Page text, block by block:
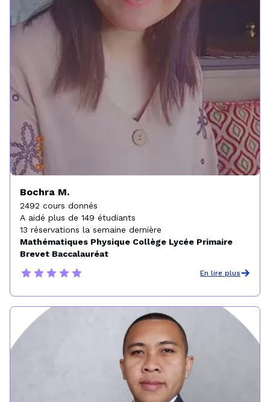
Bochra M.
2492 cours donnés
A aidé plus de 149 étudiants
13 réservations la semaine dernière
Mathématiques Physique Collège Lycée Primaire
Brevet Baccalauréat
En lire plus